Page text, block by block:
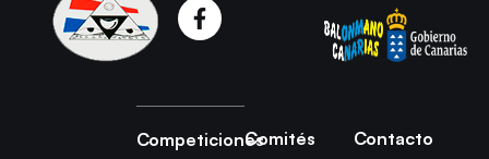
CompeticionesComités
Contacto